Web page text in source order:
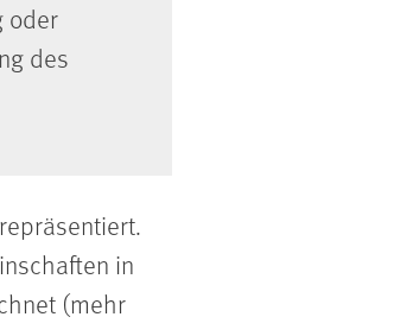
oder
des
repräsentiert.
in
(mehr